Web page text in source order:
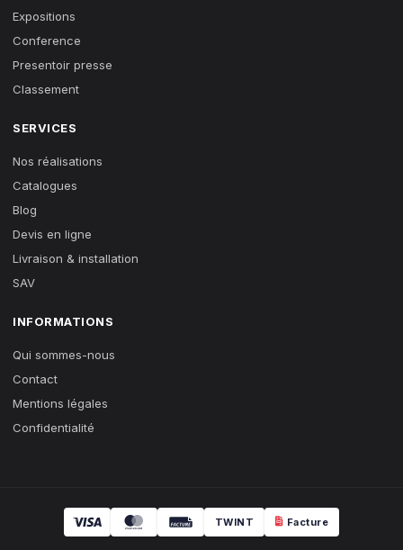
Expositions
Conference
Presentoir presse
Classement
SERVICES
Nos réalisations
Catalogues
Blog
Devis en ligne
Livraison & installation
SAV
INFORMATIONS
Qui sommes-nous
Contact
Mentions légales
Confidentialité
TWINT Facture